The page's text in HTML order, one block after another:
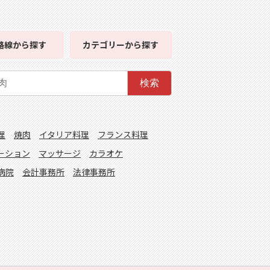
線から探す カテゴリーから探す
検索
焼肉 イタリア料理
フランス料理
ション マッサージ
カラオケ
院 会計事務所 法律事務所